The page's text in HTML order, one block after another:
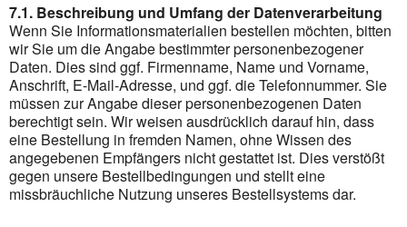
7.1. Beschreibung und Umfang der Datenverarbeitung
Wenn Sie Informationsmaterialien bestellen möchten, bitten
wir Sie um die Angabe bestimmter personenbezogener
Daten. Dies sind ggf. Firmenname, Name und Vorname,
Anschrift, E-Mail-Adresse, und ggf. die Telefonnummer. Sie
müssen zur Angabe dieser personenbezogenen Daten
berechtigt sein. Wir weisen ausdrücklich darauf hin, dass
eine Bestellung in fremden Namen, ohne Wissen des
angegebenen Empfängers nicht gestattet ist. Dies verstößt
gegen unsere Bestellbedingungen und stellt eine
missbräuchliche Nutzung unseres Bestellsystems dar.